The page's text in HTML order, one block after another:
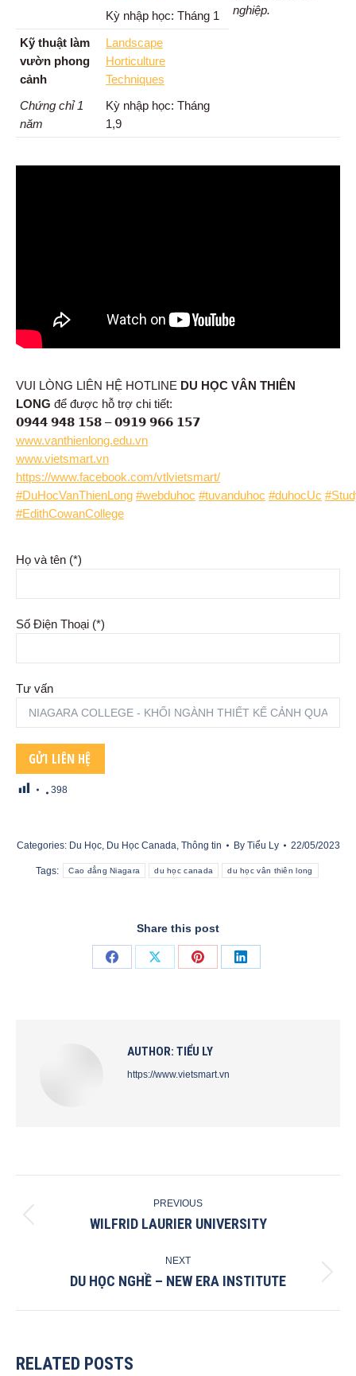
nghiệp.
Kỳ nhập học: Tháng 1
Kỹ thuật làm
vườn phong
cảnh
Chứng chỉ 1
năm
Landscape
Horticulture
Techniques
Kỳ nhập học: Tháng
1,9
VUI LÒNG LIÊN HỆ HOTLINE DU HỌC VÂN THIÊN
LONG để được hỗ trợ chi tiết:
𝟬𝟵𝟰𝟰 𝟵𝟰𝟴 𝟭𝟱𝟴 – 𝟬𝟵𝟭𝟵 𝟵𝟲𝟲 𝟭𝟱𝟳
www.vanthienlong.edu.vn
www.vietsmart.vn
https://www.facebook.com/vtlvietsmart/
#DuHocVanThienLong #webduhoc #tuvanduhoc #duhocUc
#EdithCowanCollege
Họ và tên (*)
Số Điện Thoại (*)
Tư vấn
398
Categories: Du Học, Du Học Canada, Thông tin By Tiểu Ly 22/05/2023
Tags: Cao đẳng Niagara du học canada du học vân thiên long
Share this post
Share
Share
Share
Share
AUTHOR: TIỂU LY
https://www.vietsmart.vn
NAVIGATION
PREVIOUS
Previous
WILFRID LAURIER UNIVERSITY
NEXT
Next
DU HỌC NGHỀ – NEW ERA INSTITUTE
RELATED POSTS